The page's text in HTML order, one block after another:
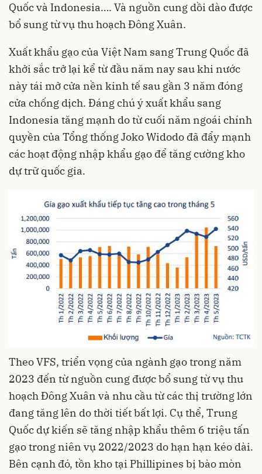
Quốc và Indonesia…. Và nguồn cung dồi dào được
bổ sung từ vụ thu hoạch Đông Xuân.
Xuất khẩu gạo của Việt Nam sang Trung Quốc đã
khởi sắc trở lại kể từ đầu năm nay sau khi nước
này tái mở cửa nền kinh tế sau gần 3 năm đóng
cửa chống dịch. Đáng chú ý xuất khẩu sang
Indonesia tăng mạnh do từ cuối năm ngoái chính
quyền của Tổng thống Joko Widodo đã đẩy mạnh
các hoạt động nhập khẩu gạo để tăng cường kho
dự trữ quốc gia.
Theo VFS, triển vọng của ngành gạo trong năm
2023 đến từ nguồn cung được bổ sung từ vụ thu
hoạch Đông Xuân và nhu cầu từ các thị trường lớn
đang tăng lên do thời tiết bất lợi. Cụ thể, Trung
Quốc dự kiến sẽ tăng nhập khẩu thêm 6 triệu tấn
gạo trong niên vụ 2022/2023 do hạn hạn kéo dài.
Bên cạnh đó, tồn kho tại Phillipines bị bào mòn